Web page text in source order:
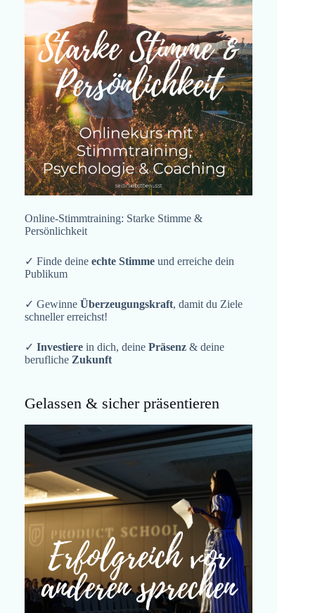
Online-Stimmtraining: Starke Stimme &
Persönlichkeit
✓ Finde deine echte Stimme und erreiche dein
Publikum
✓ Gewinne Überzeugungskraft, damit du Ziele
schneller erreichst!
✓ Investiere in dich, deine Präsenz & deine
berufliche Zukunft
Gelassen & sicher präsentieren